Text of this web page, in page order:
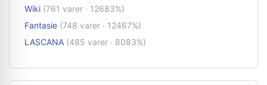
Wiki (761 varer · 12683%)
Fantasie (748 varer · 12467%)
LASCANA (485 varer · 8083%)